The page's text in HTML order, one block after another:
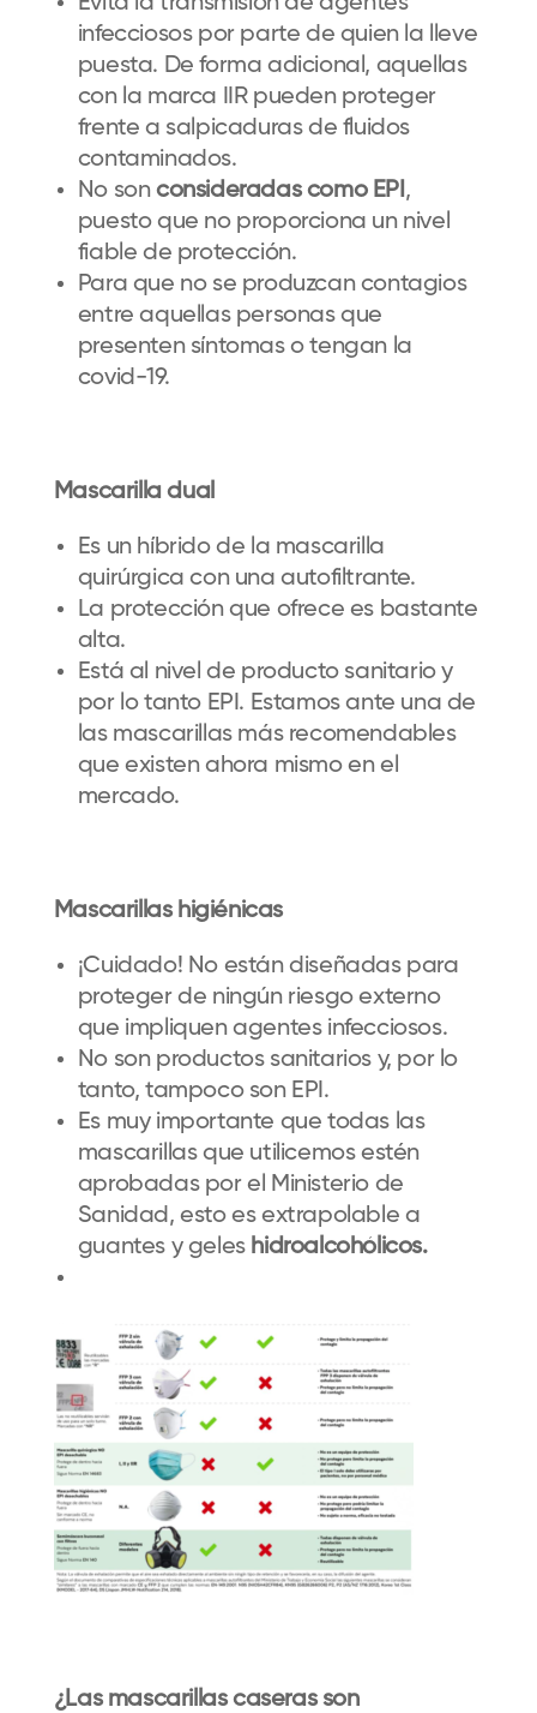
infecciosos por parte de quien la lleve
puesta. De forma adicional, aquellas
con la marca IIR pueden proteger
frente a salpicaduras de fluidos
contaminados.
No son consideradas como EPI,
puesto que no proporciona un nivel
fiable de protección.
Para que no se produzcan contagios
entre aquellas personas que
presenten síntomas o tengan la
covid-19.
Mascarilla dual
Es un híbrido de la mascarilla
quirúrgica con una autofiltrante.
La protección que ofrece es bastante
alta.
Está al nivel de producto sanitario y
por lo tanto EPI. Estamos ante una de
las mascarillas más recomendables
que existen ahora mismo en el
mercado.
Mascarillas higiénicas
¡Cuidado! No están diseñadas para
proteger de ningún riesgo externo
que impliquen agentes infecciosos.
No son productos sanitarios y, por lo
tanto, tampoco son EPI.
Es muy importante que todas las
mascarillas que utilicemos estén
aprobadas por el Ministerio de
Sanidad, esto es extrapolable a
guantes y geles hidroalcohólicos.
¿Las mascarillas caseras son